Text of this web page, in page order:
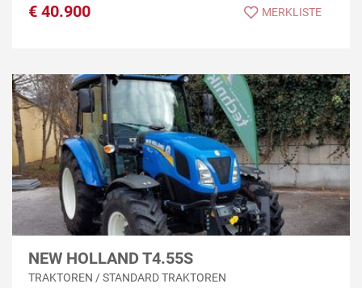
€ 40.900 MERKLISTE
NEW HOLLAND T4.55S
TRAKTOREN / STANDARD TRAKTOREN